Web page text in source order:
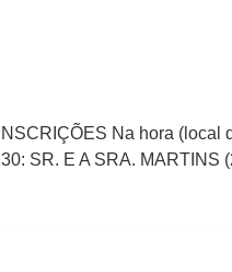
Na hora (local
SR. E A SRA. MARTINS